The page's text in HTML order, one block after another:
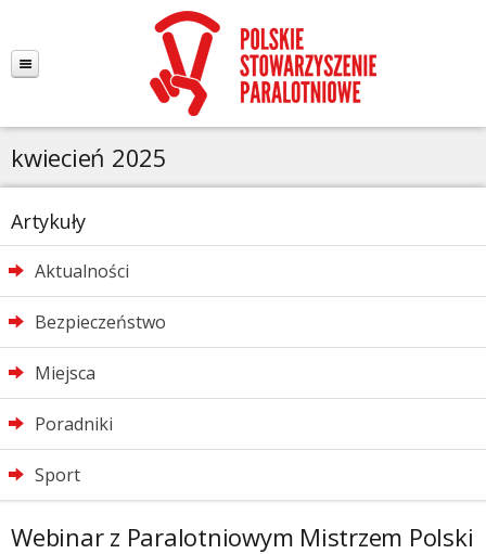
kwiecień 2025
Artykuły
Aktualności
Bezpieczeństwo
Miejsca
Poradniki
Sport
Webinar z Paralotniowym Mistrzem Polski